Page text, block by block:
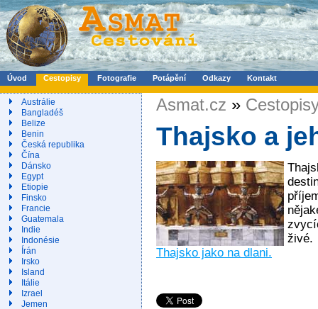
Úvod Cestopisy Fotografie Potápění Odkazy Kontakt
Austrálie
Bangladéš
Belize
Benin
Česká republika
Čína
Dánsko
Egypt
Etiopie
Finsko
Francie
Guatemala
Indie
Indonésie
Írán
Irsko
Island
Itálie
Izrael
Jemen
Asmat.cz »
Thajsko a
Thajsko jako na dlani.